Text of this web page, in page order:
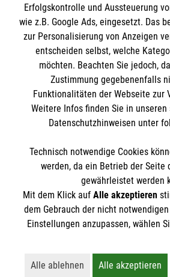
Impressum
Datenschutz
Malteser online
Malteserorden
Malteser International
Mediathek
Spendenkonto
Empfänger: Malteser Hilfsdienst
BIC: GENODED1PA7
Soziale Netzwerke
Der Malteser Hilfsdienst e.V. ist als
gemeinnützige Organisation von
Erfolgskontrolle und Aussteuerung
wie z.B. Google Ads, eingesetzt. Das
zur Personalisierung von Anzeigen
entscheiden selbst, welche
möchten. Beachten Sie jedoch,
Zustimmung gegebenenfalls
Funktionalitäten der Webseite zur
Weitere Infos finden Sie in
Datenschutzhinweisen unter
Technisch notwendige Cookies
werden, da ein Betrieb der Seite
gewährleistet werden
Mit dem Klick auf Alle akzeptieren
dem Gebrauch der nicht
Einstellungen anzupassen, wählen
Alle ablehnen
Alle akzeptieren